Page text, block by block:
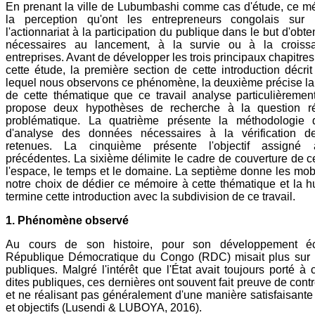
En prenant la ville de Lubumbashi comme cas d'étude, ce
la perception qu'ont les entrepreneurs congolais sur
l'actionnariat à la participation du publique dans le but
nécessaires au lancement, à la survie ou à la
entreprises. Avant de développer les trois principaux
cette étude, la première section de cette introduction
lequel nous observons ce phénomène, la deuxième précise
de cette thématique que ce travail analyse
propose deux hypothèses de recherche à la question
problématique. La quatrième présente la méthodologie
d'analyse des données nécessaires à la vérification
retenues. La cinquième présente l'objectif assigné
précédentes. La sixième délimite le cadre de couverture de
l'espace, le temps et le domaine. La septième donne les
notre choix de dédier ce mémoire à cette thématique et la
termine cette introduction avec la subdivision de ce travail.
1. Phénomène observé
Au cours de son histoire, pour son développement
République Démocratique du Congo (RDC) misait plus sur
publiques. Malgré l'intérêt que l'État avait toujours porté à
dites publiques, ces dernières ont souvent fait preuve de
et ne réalisant pas généralement d'une manière
et objectifs (Lusendi & LUBOYA, 2016).